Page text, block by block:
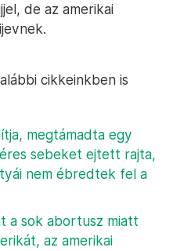
de az amerikai
cikkeinkben is
megtámadta egy
sebeket ejtett rajta,
nem ébredtek fel a
a sok abortusz miatt
az amerikai